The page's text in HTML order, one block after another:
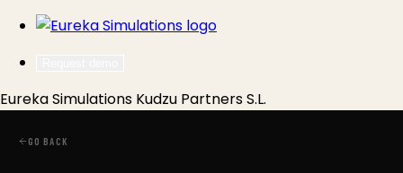
Eureka Simulations Kudzu Partners S.L.
GO BACK